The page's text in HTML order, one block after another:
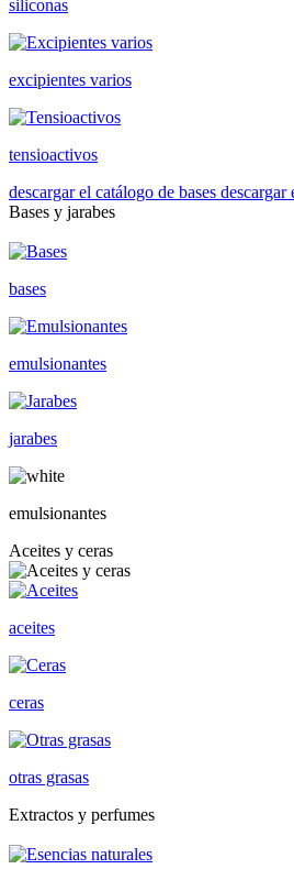
siliconas
excipientes varios
tensioactivos
descargar el catálogo de bases descargar
Bases y jarabes
bases
emulsionantes
jarabes
emulsionantes
Aceites y ceras
aceites
ceras
otras grasas
Extractos y perfumes